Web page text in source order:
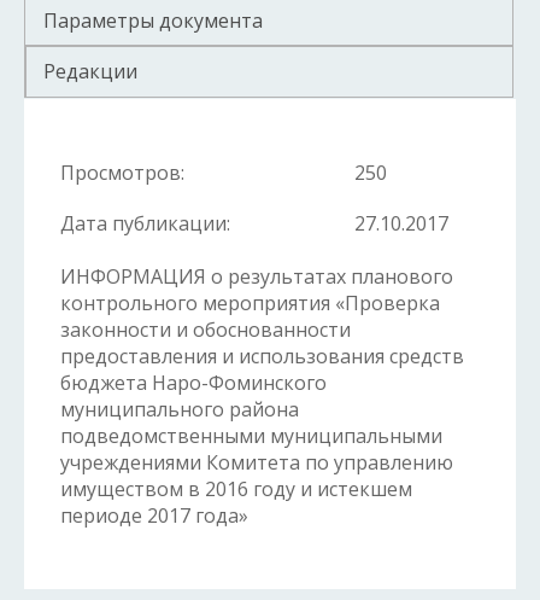
Параметры документа
Редакции
Просмотров:
250
Дата публикации:
27.10.2017
ИНФОРМАЦИЯ о результатах планового
контрольного мероприятия «Проверка
законности и обоснованности
предоставления и использования средств
бюджета Наро-Фоминского
муниципального района
подведомственными муниципальными
учреждениями Комитета по управлению
имуществом в 2016 году и истекшем
периоде 2017 года»